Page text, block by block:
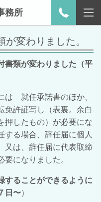
務所
変わりました。
書類が変わりました（平
は 就任承諾書のほか、
免許証写し（表裏。余白
押したもの）が必要にな
する場合、辞任届に個人
又は、辞任届に代表取締
になりました。
することができるように
日〜）